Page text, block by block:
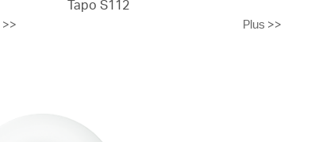
>>
Tapo S112
Plus >>